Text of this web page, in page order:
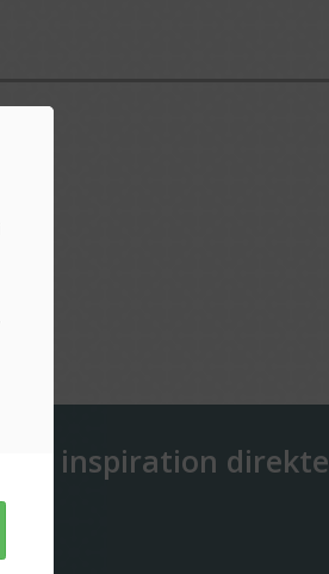
og inspiration direkte